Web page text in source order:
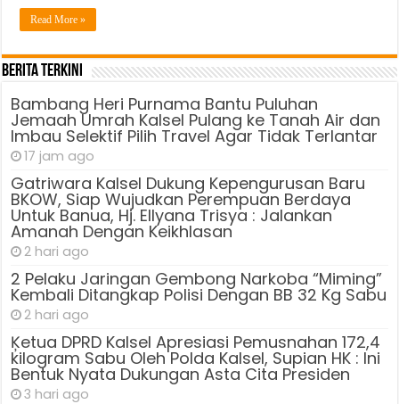
Read More »
Berita Terkini
Bambang Heri Purnama Bantu Puluhan
Jemaah Umrah Kalsel Pulang ke Tanah Air dan
Imbau Selektif Pilih Travel Agar Tidak Terlantar
17 jam ago
Gatriwara Kalsel Dukung Kepengurusan Baru
BKOW, Siap Wujudkan Perempuan Berdaya
Untuk Banua, Hj. Ellyana Trisya : Jalankan
Amanah Dengan Keikhlasan
2 hari ago
2 Pelaku Jaringan Gembong Narkoba “Miming”
Kembali Ditangkap Polisi Dengan BB 32 Kg Sabu
2 hari ago
Ķetua DPRD Kalsel Apresiasi Pemusnahan 172,4
kilogram Sabu Oleh Polda Kalsel, Supian HK : Ini
Bentuk Nyata Dukungan Asta Cita Presiden
3 hari ago